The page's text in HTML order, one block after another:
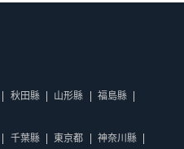
秋田縣 山形縣 福島縣
千葉縣 東京都
神奈川縣